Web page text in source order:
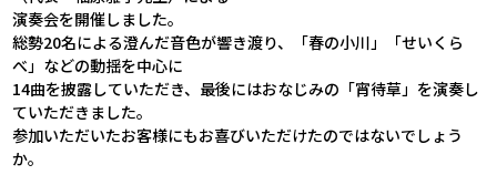
演奏会を開催しました。
総勢20名による澄んだ音色が響き渡り、「春の小川」「せいくら
べ」などの動揺を中心に
14曲を披露していただき、最後にはおなじみの「宵待草」を演奏し
ていただきました。
参加いただいたお客様にもお喜びいただけたのではないでしょう
か。